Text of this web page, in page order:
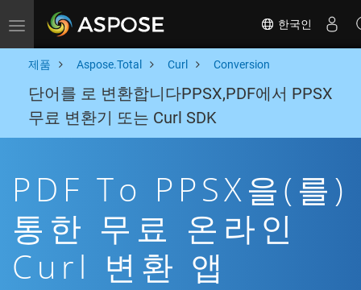
Toggle navigation 한국인
제품 Aspose.Total Curl Conversion
단어를 로 변환합니다PPSX,PDF에서 PPSX
무료 변환기 또는 Curl SDK
PDF To PPSX을(를)
통한 무료 온라인
Curl 변환 앱